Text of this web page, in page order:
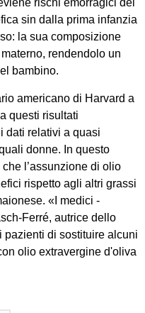
rischi emorragici del
sin dalla prima infanzia
la sua composizione
rendendolo un
bambino.
americano di Harvard a
questi risultati
dati relativi a quasi
donne. In questo
l’assunzione di olio
rispetto agli altri grassi
«I medici -
Ferré, autrice dello
pazienti di sostituire alcuni
olio extravergine d'oliva